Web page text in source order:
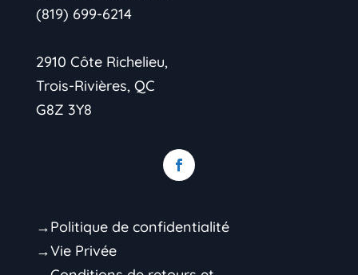
(819) 699-6214
2910 Côte Richelieu,
Trois-Rivières, QC
G8Z 3Y8
→Politique de confidentialité
→Vie Privée